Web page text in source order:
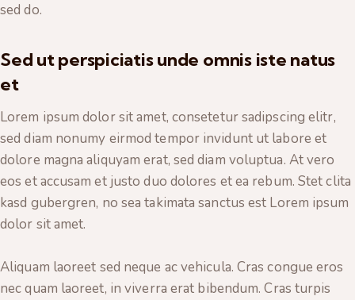
sed do.
Sed ut perspiciatis unde omnis iste natus
et
Lorem ipsum dolor sit amet, consetetur sadipscing elitr,
sed diam nonumy eirmod tempor invidunt ut labore et
dolore magna aliquyam erat, sed diam voluptua. At vero
eos et accusam et justo duo dolores et ea rebum. Stet clita
kasd gubergren, no sea takimata sanctus est Lorem ipsum
dolor sit amet.
Aliquam laoreet sed neque ac vehicula. Cras congue eros
nec quam laoreet, in viverra erat bibendum. Cras turpis